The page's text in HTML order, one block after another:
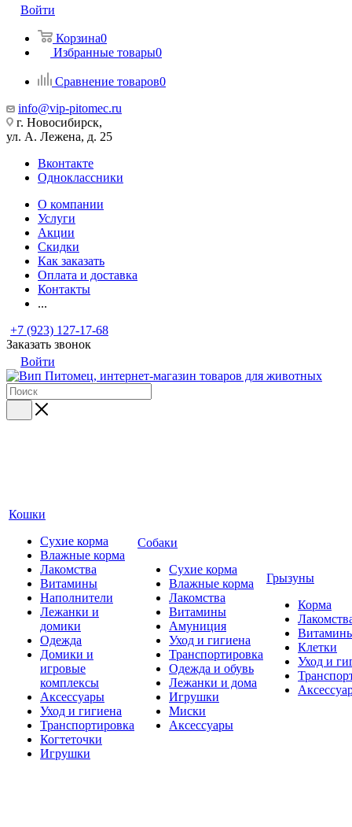
Войти
Корзина0
Избранные товары0
Сравнение товаров0
info@vip-pitomec.ru
г. Новосибирск,
ул. А. Лежена, д. 25
Вконтакте
Одноклассники
О компании
Услуги
Акции
Скидки
Как заказать
Оплата и доставка
Контакты
...
+7 (923) 127-17-68
Заказать звонок
Войти
Кошки
Сухие корма
Влажные корма
Лакомства
Витамины
Наполнители
Лежанки и
домики
Одежда
Домики и
игровые
комплексы
Аксессуары
Уход и гигиена
Транспортировка
Когтеточки
Игрушки
Собаки
Сухие корма
Влажные корма
Лакомства
Витамины
Амуниция
Уход и гигиена
Транспортировка
Одежда и обувь
Лежанки и дома
Игрушки
Миски
Аксессуары
Грызуны
Корма
Клетки
Уход и